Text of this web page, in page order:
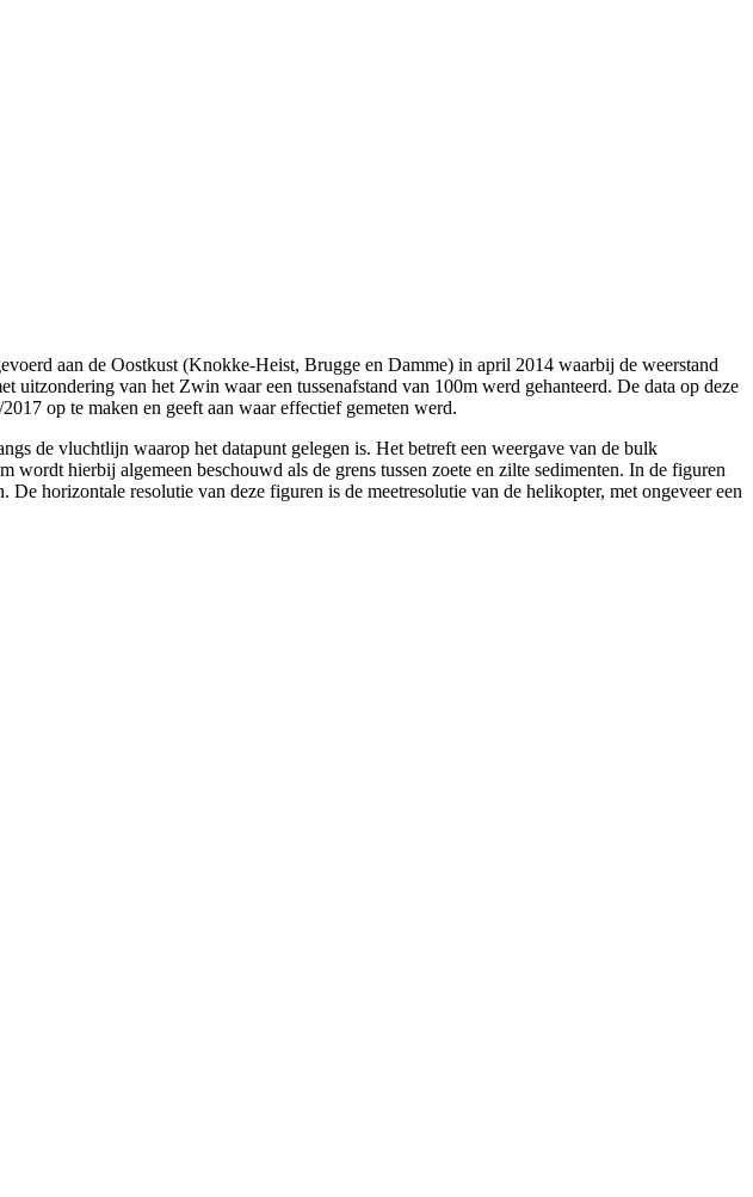
aan de Oostkust (Knokke-Heist, Brugge en Damme) in april 2014 waarbij de weerstand
van het Zwin waar een tussenafstand van 100m werd gehanteerd. De data op deze
op te maken en geeft aan waar effectief gemeten werd.
de vluchtlijn waarop het datapunt gelegen is. Het betreft een weergave van de bulk
hierbij algemeen beschouwd als de grens tussen zoete en zilte sedimenten. In de figuren
horizontale resolutie van deze figuren is de meetresolutie van de helikopter, met ongeveer een